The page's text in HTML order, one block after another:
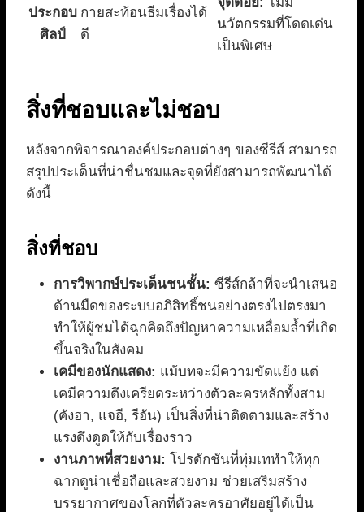
ประกอบ
ศิลป์
กายสะท้อนธีมเรื่องได้
ดี
นวัตกรรมที่โดดเด่น
เป็นพิเศษ
สิ่งที่ชอบและไม่ชอบ
หลังจากพิจารณาองค์ประกอบต่างๆ ของซีรีส์ สามารถ
สรุปประเด็นที่น่าชื่นชมและจุดที่ยังสามารถพัฒนาได้
ดังนี้
สิ่งที่ชอบ
การวิพากษ์ประเด็นชนชั้น: ซีรีส์กล้าที่จะนำเสนอ
ด้านมืดของระบบอภิสิทธิ์ชนอย่างตรงไปตรงมา
ทำให้ผู้ชมได้ฉุกคิดถึงปัญหาความเหลื่อมล้ำที่เกิด
ขึ้นจริงในสังคม
เคมีของนักแสดง: แม้บทจะมีความขัดแย้ง แต่
เคมีความตึงเครียดระหว่างตัวละครหลักทั้งสาม
(คังฮา, แจอี, รีอัน) เป็นสิ่งที่น่าติดตามและสร้าง
แรงดึงดูดให้กับเรื่องราว
งานภาพที่สวยงาม: โปรดักชันที่ทุ่มเททำให้ทุก
ฉากดูน่าเชื่อถือและสวยงาม ช่วยเสริมสร้าง
บรรยากาศของโลกที่ตัวละครอาศัยอยู่ได้เป็น